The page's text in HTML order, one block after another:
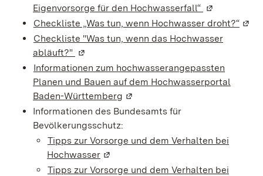
Eigenvorsorge für den Hochwasserfall“ (Wird in
Checkliste „Was tun, wenn Hochwasser droht?“
Checkliste "Was tun, wenn das Hochwasser
abläuft?" (Wird in einem neuen Fenster geöffnet)
Informationen zum hochwasserangepassten
Planen und Bauen auf dem Hochwasserportal
Baden-Württemberg (Wird in einem neuen Fenster
Informationen des Bundesamts für
Bevölkerungsschutz:
Tipps zur Vorsorge und dem Verhalten bei
Hochwasser (Wird in einem neuen Fenster
Tipps zur Vorsorge und dem Verhalten bei